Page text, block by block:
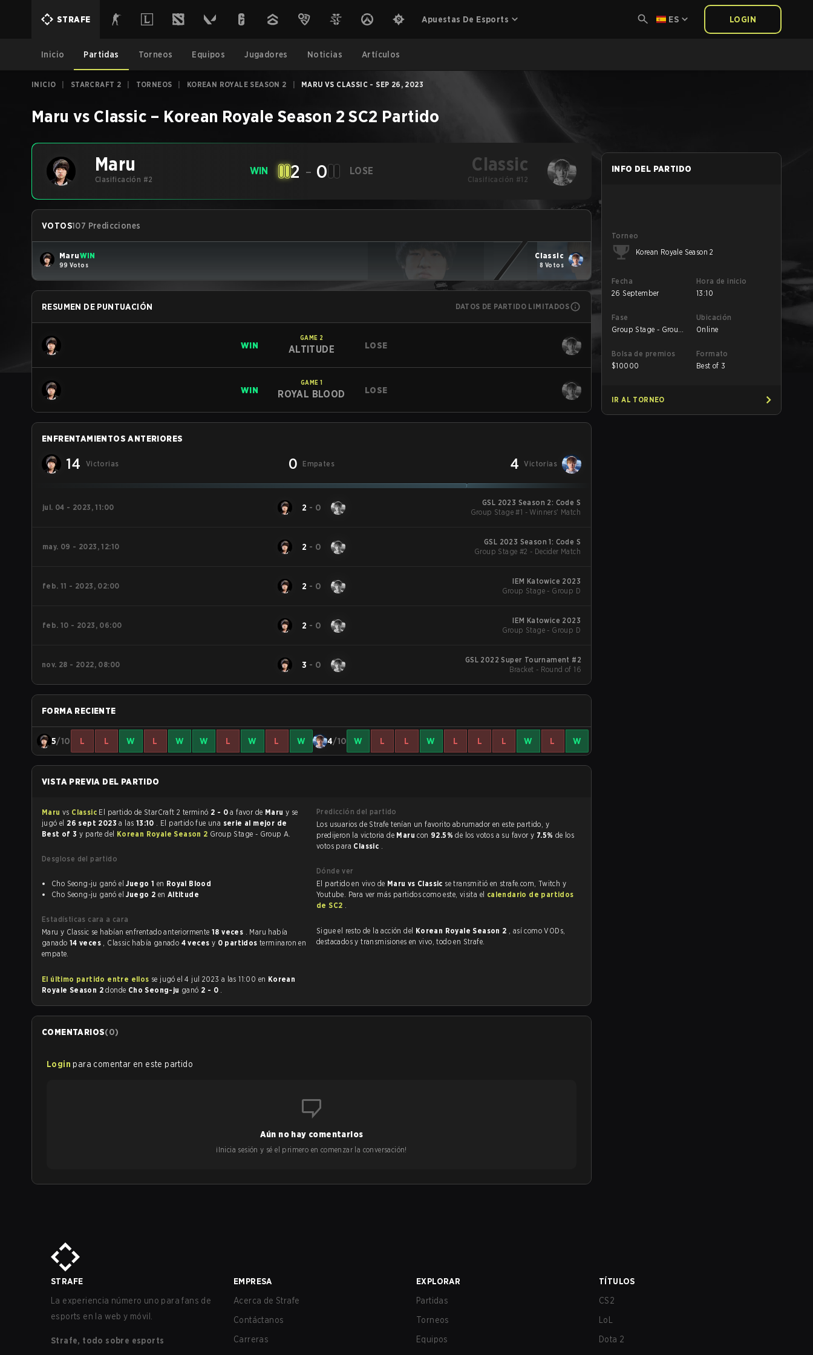
STRAFE Apuestas De Esports ES LOGIN
Inicio Partidas Torneos Equipos Jugadores Noticias Artículos
INICIO STARCRAFT 2 TORNEOS KOREAN ROYALE SEASON 2 MARU VS CLASSIC - SEP 26, 2023
Maru vs Classic – Korean Royale Season 2 SC2 Partido
Maru
Clasificación #2
WIN 2 - 0 LOSE Classic
Clasificación #12
VOTOS107 Predicciones
MaruWIN
99 Votos
Classic
8 Votos
RESUMEN DE PUNTUACIÓN DATOS DE PARTIDO LIMITADOS
WIN
GAME 2
ALTITUDE LOSE
WIN
GAME 1
ROYAL BLOOD LOSE
ENFRENTAMIENTOS ANTERIORES
14 Victorias 0 Empates 4 Victorias
jul. 04 - 2023, 11:00 2 - 0
GSL 2023 Season 2: Code S
Group Stage #1 - Winners' Match
may. 09 - 2023, 12:10 2 - 0
GSL 2023 Season 1: Code S
Group Stage #2 - Decider Match
feb. 11 - 2023, 02:00 2 - 0
IEM Katowice 2023
Group Stage - Group D
feb. 10 - 2023, 06:00 2 - 0
IEM Katowice 2023
Group Stage - Group D
nov. 28 - 2022, 08:00 3 - 0
GSL 2022 Super Tournament #2
Bracket - Round of 16
FORMA RECIENTE
5/10 L L W L W W L W L W 4/10 W L L W L L L W L W
VISTA PREVIA DEL PARTIDO
Maru vs Classic El partido de StarCraft 2 terminó 2 - 0 a favor de Maru y se
jugó el 26 sept 2023a las 13:10 . El partido fue una serie al mejor de
Best of 3 y parte del Korean Royale Season 2 Group Stage - Group A.
Desglose del partido
Cho Seong-ju ganó elJuego 1 en Royal Blood
Cho Seong-ju ganó elJuego 2 en Altitude
Estadísticas cara a cara
Maru y Classic se habían enfrentado anteriormente 18 veces . Maru había
ganado 14 veces , Classic había ganado 4 veces y 0 partidos terminaron en
empate.
El último partido entre ellos se jugó el 4 jul 2023 a las 11:00 en Korean
Royale Season 2donde Cho Seong-ju ganó 2 - 0 .
Predicción del partido
Los usuarios de Strafe tenían un favorito abrumador en este partido, y
predijeron la victoria de Marucon 92.5%de los votos a su favor y 7.5% de los
votos para Classic .
Dónde ver
El partido en vivo de Maru vs Classic se transmitió en strafe.com, Twitch y
Youtube. Para ver más partidos como este, visita el calendario de partidos
de SC2 .
Sigue el resto de la acción del Korean Royale Season 2 , así como VODs,
destacados y transmisiones en vivo, todo en Strafe.
COMENTARIOS(0)
Login para comentar en este partido
Aún no hay comentarios
¡Inicia sesión y sé el primero en comenzar la conversación!
INFO DEL PARTIDO
Torneo
Korean Royale Season 2
Fecha
26 September
Hora de inicio
13:10
Fase
Group Stage - Group
Ubicación
Online
Bolsa de premios
$10000
Formato
Best of 3
IR AL TORNEO
STRAFE
La experiencia número uno para fans de
esports en la web y móvil.
Strafe, todo sobre esports
EMPRESA
Acerca de Strafe
Contáctanos
Carreras
EXPLORAR
Partidas
Torneos
Equipos
TÍTULOS
CS2
LoL
Dota 2